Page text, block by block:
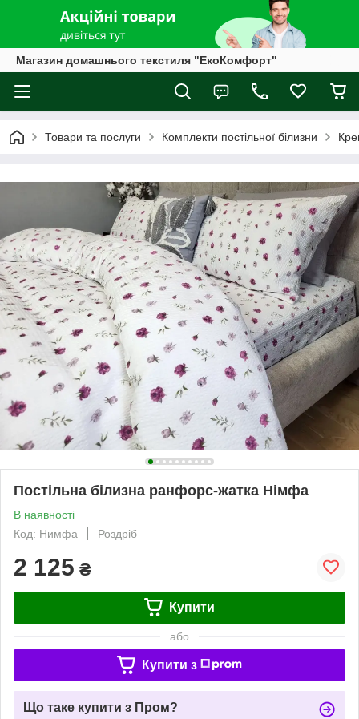
Магазин домашнього текстиля "ЕкоКомфорт"
Товари та послуги Комплекти постільної білизни
Постільна білизна ранфорс-жатка Німфа
В наявності
Код: Нимфа
Роздріб
2 125 ₴
Купити
або
Купити з
Що таке купити з Пром?